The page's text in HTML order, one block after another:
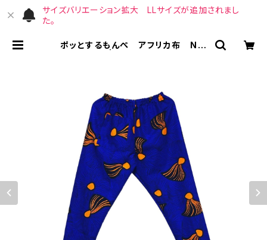
サイズバリエーション拡大 LLサイズが追加されまし
た。
ポッとするもんぺ アフリカ布 No.